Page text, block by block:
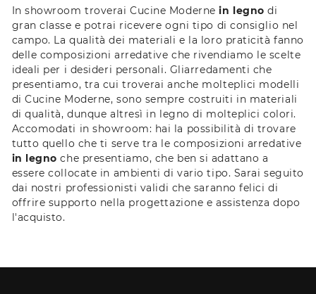
In showroom troverai Cucine Modernein legno di
gran classe e potrai ricevere ogni tipo di consiglio nel
campo. La qualità dei materiali e la loro praticità fanno
delle composizioni arredative che rivendiamo le scelte
ideali per i desideri personali. Gliarredamenti che
presentiamo, tra cui troverai anche molteplici modelli
di Cucine Moderne, sono sempre costruiti in materiali
di qualità, dunque altresì in legno di molteplici colori.
Accomodati in showroom: hai la possibilità di trovare
tutto quello che ti serve tra le composizioni arredative
in legno che presentiamo, che ben si adattano a
essere collocate in ambienti di vario tipo. Sarai seguito
dai nostri professionisti validi che saranno felici di
offrire supporto nella progettazione e assistenza dopo
l'acquisto.